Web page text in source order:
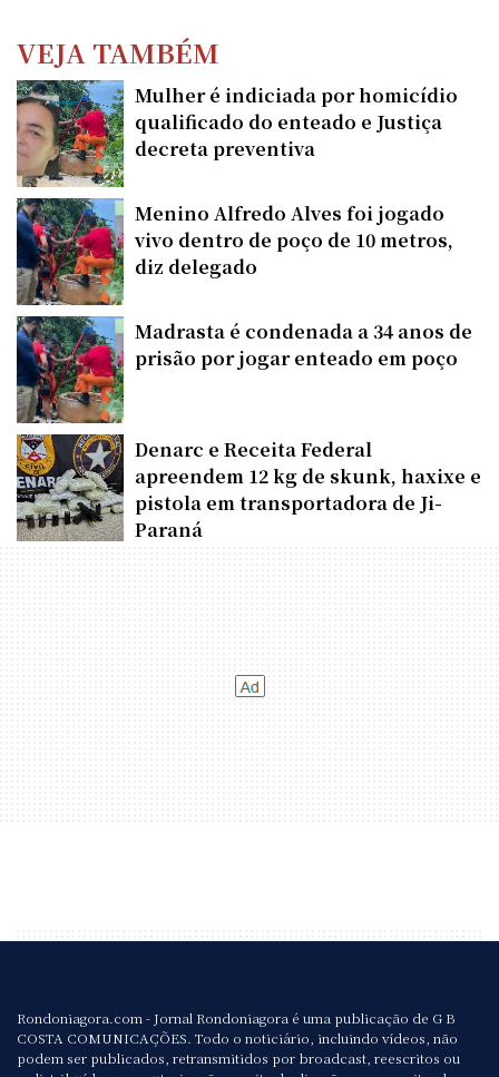
VEJA TAMBÉM
Mulher é indiciada por homicídio
qualificado do enteado e Justiça
decreta preventiva
Menino Alfredo Alves foi jogado
vivo dentro de poço de 10 metros,
diz delegado
Madrasta é condenada a 34 anos de
prisão por jogar enteado em poço
Denarc e Receita Federal
apreendem 12 kg de skunk, haxixe e
pistola em transportadora de Ji-
Paraná
Rondoniagora.com - Jornal Rondoniagora é uma publicação de G B
COSTA COMUNICAÇÕES. Todo o noticiário, incluindo vídeos, não
podem ser publicados, retransmitidos por broadcast, reescritos ou